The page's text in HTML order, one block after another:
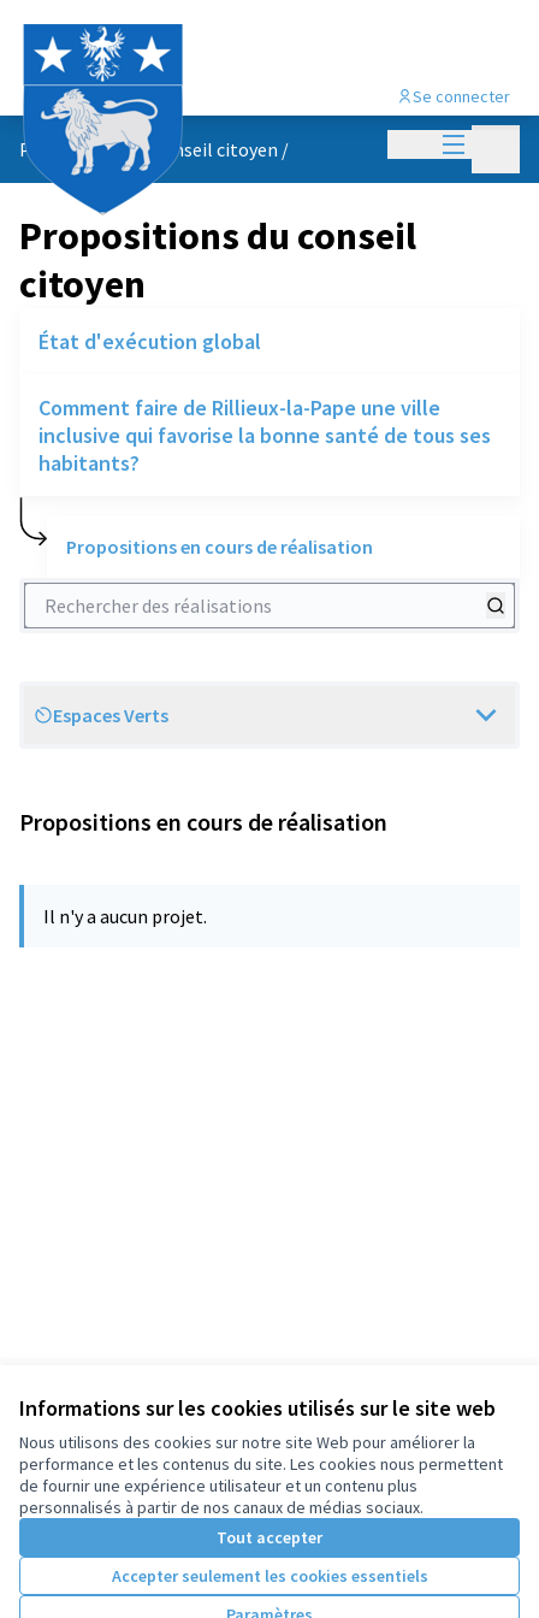
Informations sur les cookies utilisés sur le site web
Nous utilisons des cookies sur notre site Web pour améliorer la
performance et les contenus du site. Les cookies nous permettent
de fournir une expérience utilisateur et un contenu plus
personnalisés à partir de nos canaux de médias sociaux.
Tout accepter
Accepter seulement les cookies essentiels
Menu
Se connecter
Propositions du conseil citoyen /
Propositions du conseil
citoyen
État d'exécution global
Comment faire de Rillieux-la-Pape une ville
inclusive qui favorise la bonne santé de tous ses
habitants?
Propositions en cours de réalisation
Rechercher des réalisations
Scope
Espaces Verts
Propositions en cours de réalisation
Il n'y a aucun projet.